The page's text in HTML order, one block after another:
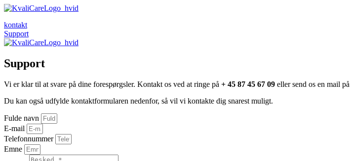
kontakt
Support
Support
Vi er klar til at svare på dine forespørgsler. Kontakt os ved at ringe på + 45 87 45 67 09 eller send os en mail på
Du kan også udfylde kontaktformularen nedenfor, så vil vi kontakte dig snarest muligt.
Fulde navn
E-mail
Telefonnummer
Emne